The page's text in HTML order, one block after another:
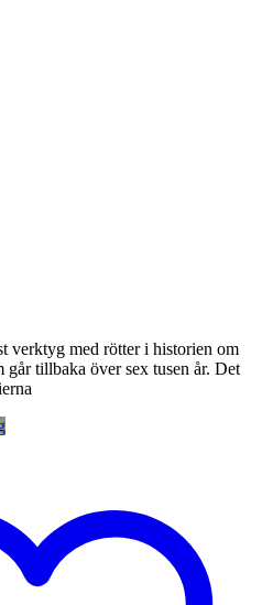
verktyg med rötter i historien om
går tillbaka över sex tusen år. Det